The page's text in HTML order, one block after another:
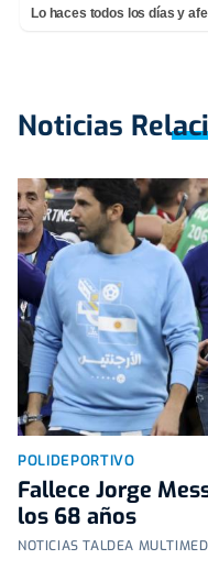
Lo haces todos los días y
Noticias
POLIDEPORTIVO
Fallece Jorge
los 68 años
NOTICIAS TALDEA